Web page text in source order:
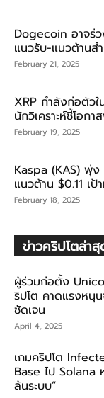
Dogecoin อาจร่ว
แนวรับ-แนวต้าน
February 21, 2025
XRP กำลังก่อตัว
นักวิเคราะห์ชี้โอก
February 19, 2025
Kaspa (KAS) พุ่
แนวต้าน $0.11 เป้
February 18, 2025
ข่าวคริปโตล่า
ผู้ร่วมก่อตั้ง
ริปโต คาดแรงหนุ
ชัดเจน
April 4, 2025
เกมคริปโต
Base ไป
ล้นระบบ”